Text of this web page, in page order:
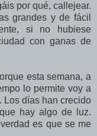
por qué, callejear.
grandes y de fácil
si no hubiese
con ganas de
esta semana, a
lo permite voy a
Los días han crecido
hay algo de luz.
es que se me